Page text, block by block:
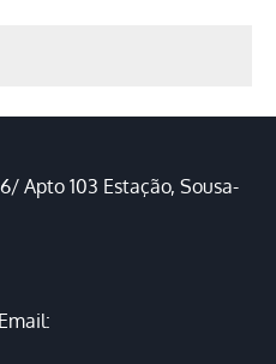
Apto 103 Estação, Sousa-